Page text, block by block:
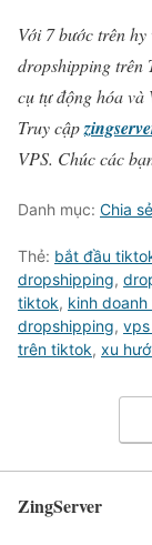
Với 7 bước trên
dropshipping trên
cụ tự động hóa và
Truy cập
VPS. Chúc các
Danh mục: Chia sẻ
Thẻ: bắt đầu
dropshipping,
tiktok, kinh
dropshipping,
trên tiktok, xu
ZingServer